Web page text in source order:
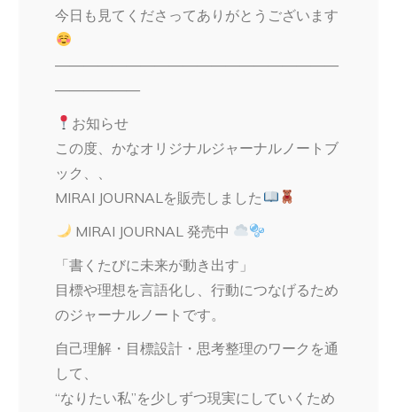
今日も見てくださってありがとうございます
————————————————————
——————
お知らせ
この度、かなオリジナルジャーナルノートブ
ック、、
MIRAI JOURNALを販売しました
MIRAI JOURNAL 発売中
「書くたびに未来が動き出す」
目標や理想を言語化し、行動につなげるため
のジャーナルノートです。
自己理解・目標設計・思考整理のワークを通
して、
“なりたい私”を少しずつ現実にしていくため